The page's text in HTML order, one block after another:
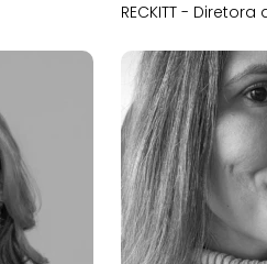
RECKITT -